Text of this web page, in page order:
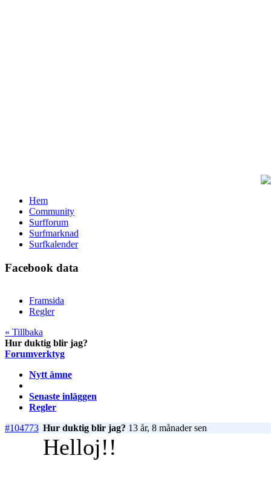
Hem
Community
Surfforum
Surfmarknad
Surfkalender
Facebook data
Framsida
Regler
« Tillbaka
Hur duktig blir jag?
Forumverktyg
Nytt ämne
Senaste inläggen
Regler
#104773 Hur duktig blir jag? 13 år, 8 månader sen
Helloj!!